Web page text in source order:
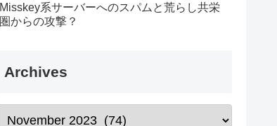
Misskey系サーバーへのスパムと荒らし共栄
圏からの攻撃？
Archives